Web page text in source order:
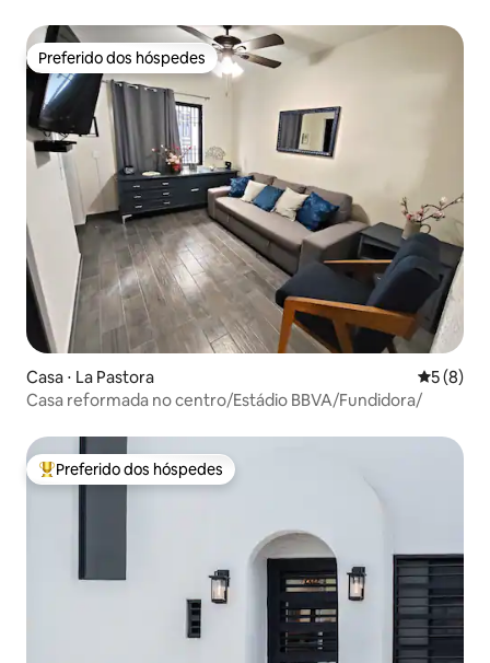
Preferido dos hóspedes
Preferido dos hóspedes
Casa ⋅ La Pastora 5 de
5 (8)
Casa reformada no centro/Estádio BBVA/Fundidora/
Entre os melhores preferidos dos hóspedes
Preferido dos hóspedes